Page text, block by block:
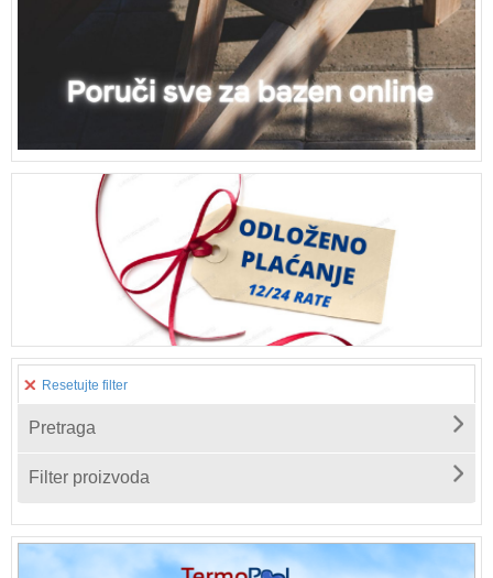
Resetujte filter
Pretraga
Filter proizvoda